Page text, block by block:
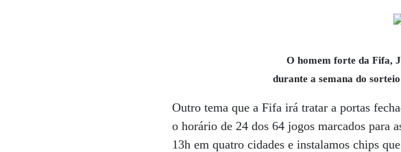
O homem forte da Fifa,
durante a semana do
Outro tema que a Fifa irá tratar a portas
o horário de 24 dos 64 jogos marcados para
13h em quatro cidades e instalamos chips